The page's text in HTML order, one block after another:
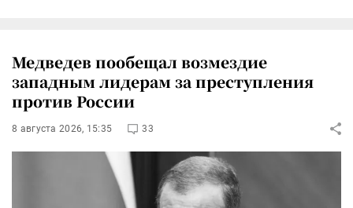
Медведев пообещал возмездие
западным лидерам за преступления
против России
8 августа 2026, 15:35 33